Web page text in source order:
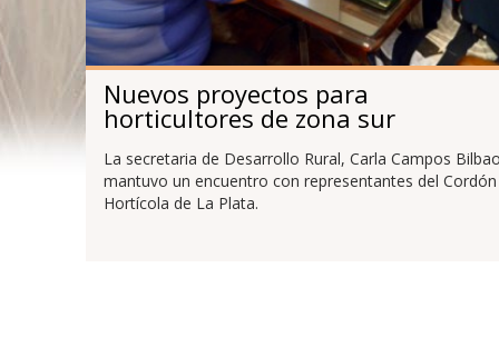
Nuevos proyectos para
horticultores de zona sur
La secretaria de Desarrollo Rural, Carla Campos
mantuvo un encuentro con representantes del Cordón
Hortícola de La Plata.